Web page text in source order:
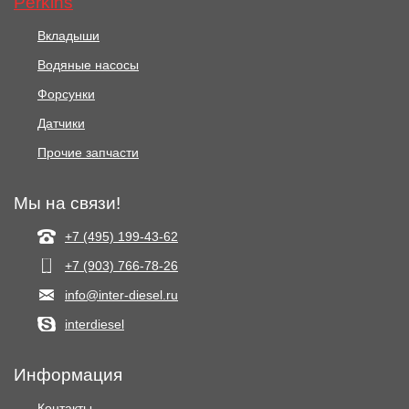
Вкладыши
Водяные насосы
Форсунки
Датчики
Прочие запчасти
Мы на связи!
+7 (495) 199-43-62
+7 (903) 766‑78-26
info@inter-diesel.ru
interdiesel
Информация